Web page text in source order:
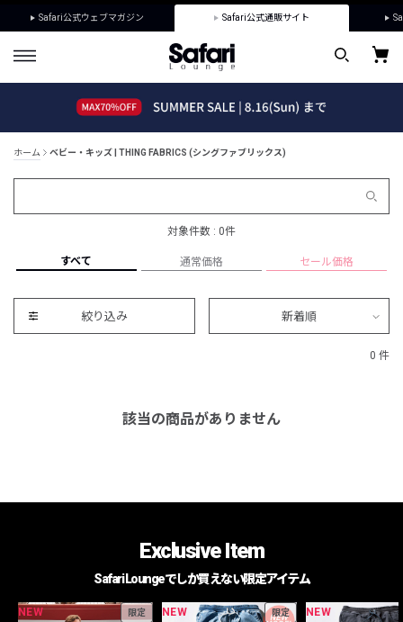
Safari公式ウェブマガジン Safari公式通販サイト
ホーム ベビー・キッズ | THING FABRICS (シングファブリックス)
対象件数 : 0件
すべて 通常価格 セール価格
絞り込み 新着順
0 件
該当の商品がありません
Exclusive Item
Safari Loungeでしか買えない限定アイテム
NEW 限定 NEW 限定 NEW